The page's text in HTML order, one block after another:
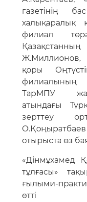
газетінің
филиал
қоры
филиалының
ТарМПУ
атындағы
зерттеу
отырыста өз
«Дінмұхамед
тұлғасы»
ғылыми-
өтті